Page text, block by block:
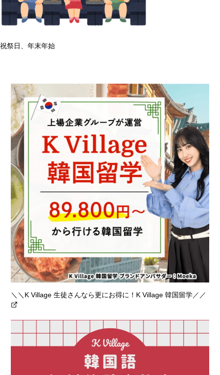
祝祭日、年末年始
＼＼K Village 生徒さんなら更にお得に！K Village 韓国留学／／